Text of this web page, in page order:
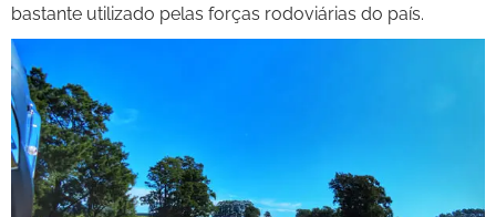
bastante utilizado pelas forças rodoviárias do país.